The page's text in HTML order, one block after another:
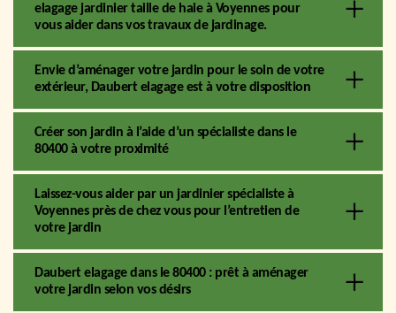
elagage jardinier taille de haie à Voyennes pour
vous aider dans vos travaux de jardinage.
Envie d’aménager votre jardin pour le soin de votre
extérieur, Daubert elagage est à votre disposition
Créer son jardin à l’aide d’un spécialiste dans le
80400 à votre proximité
Laissez-vous aider par un jardinier spécialiste à
Voyennes près de chez vous pour l’entretien de
votre jardin
Daubert elagage dans le 80400 : prêt à aménager
votre jardin selon vos désirs